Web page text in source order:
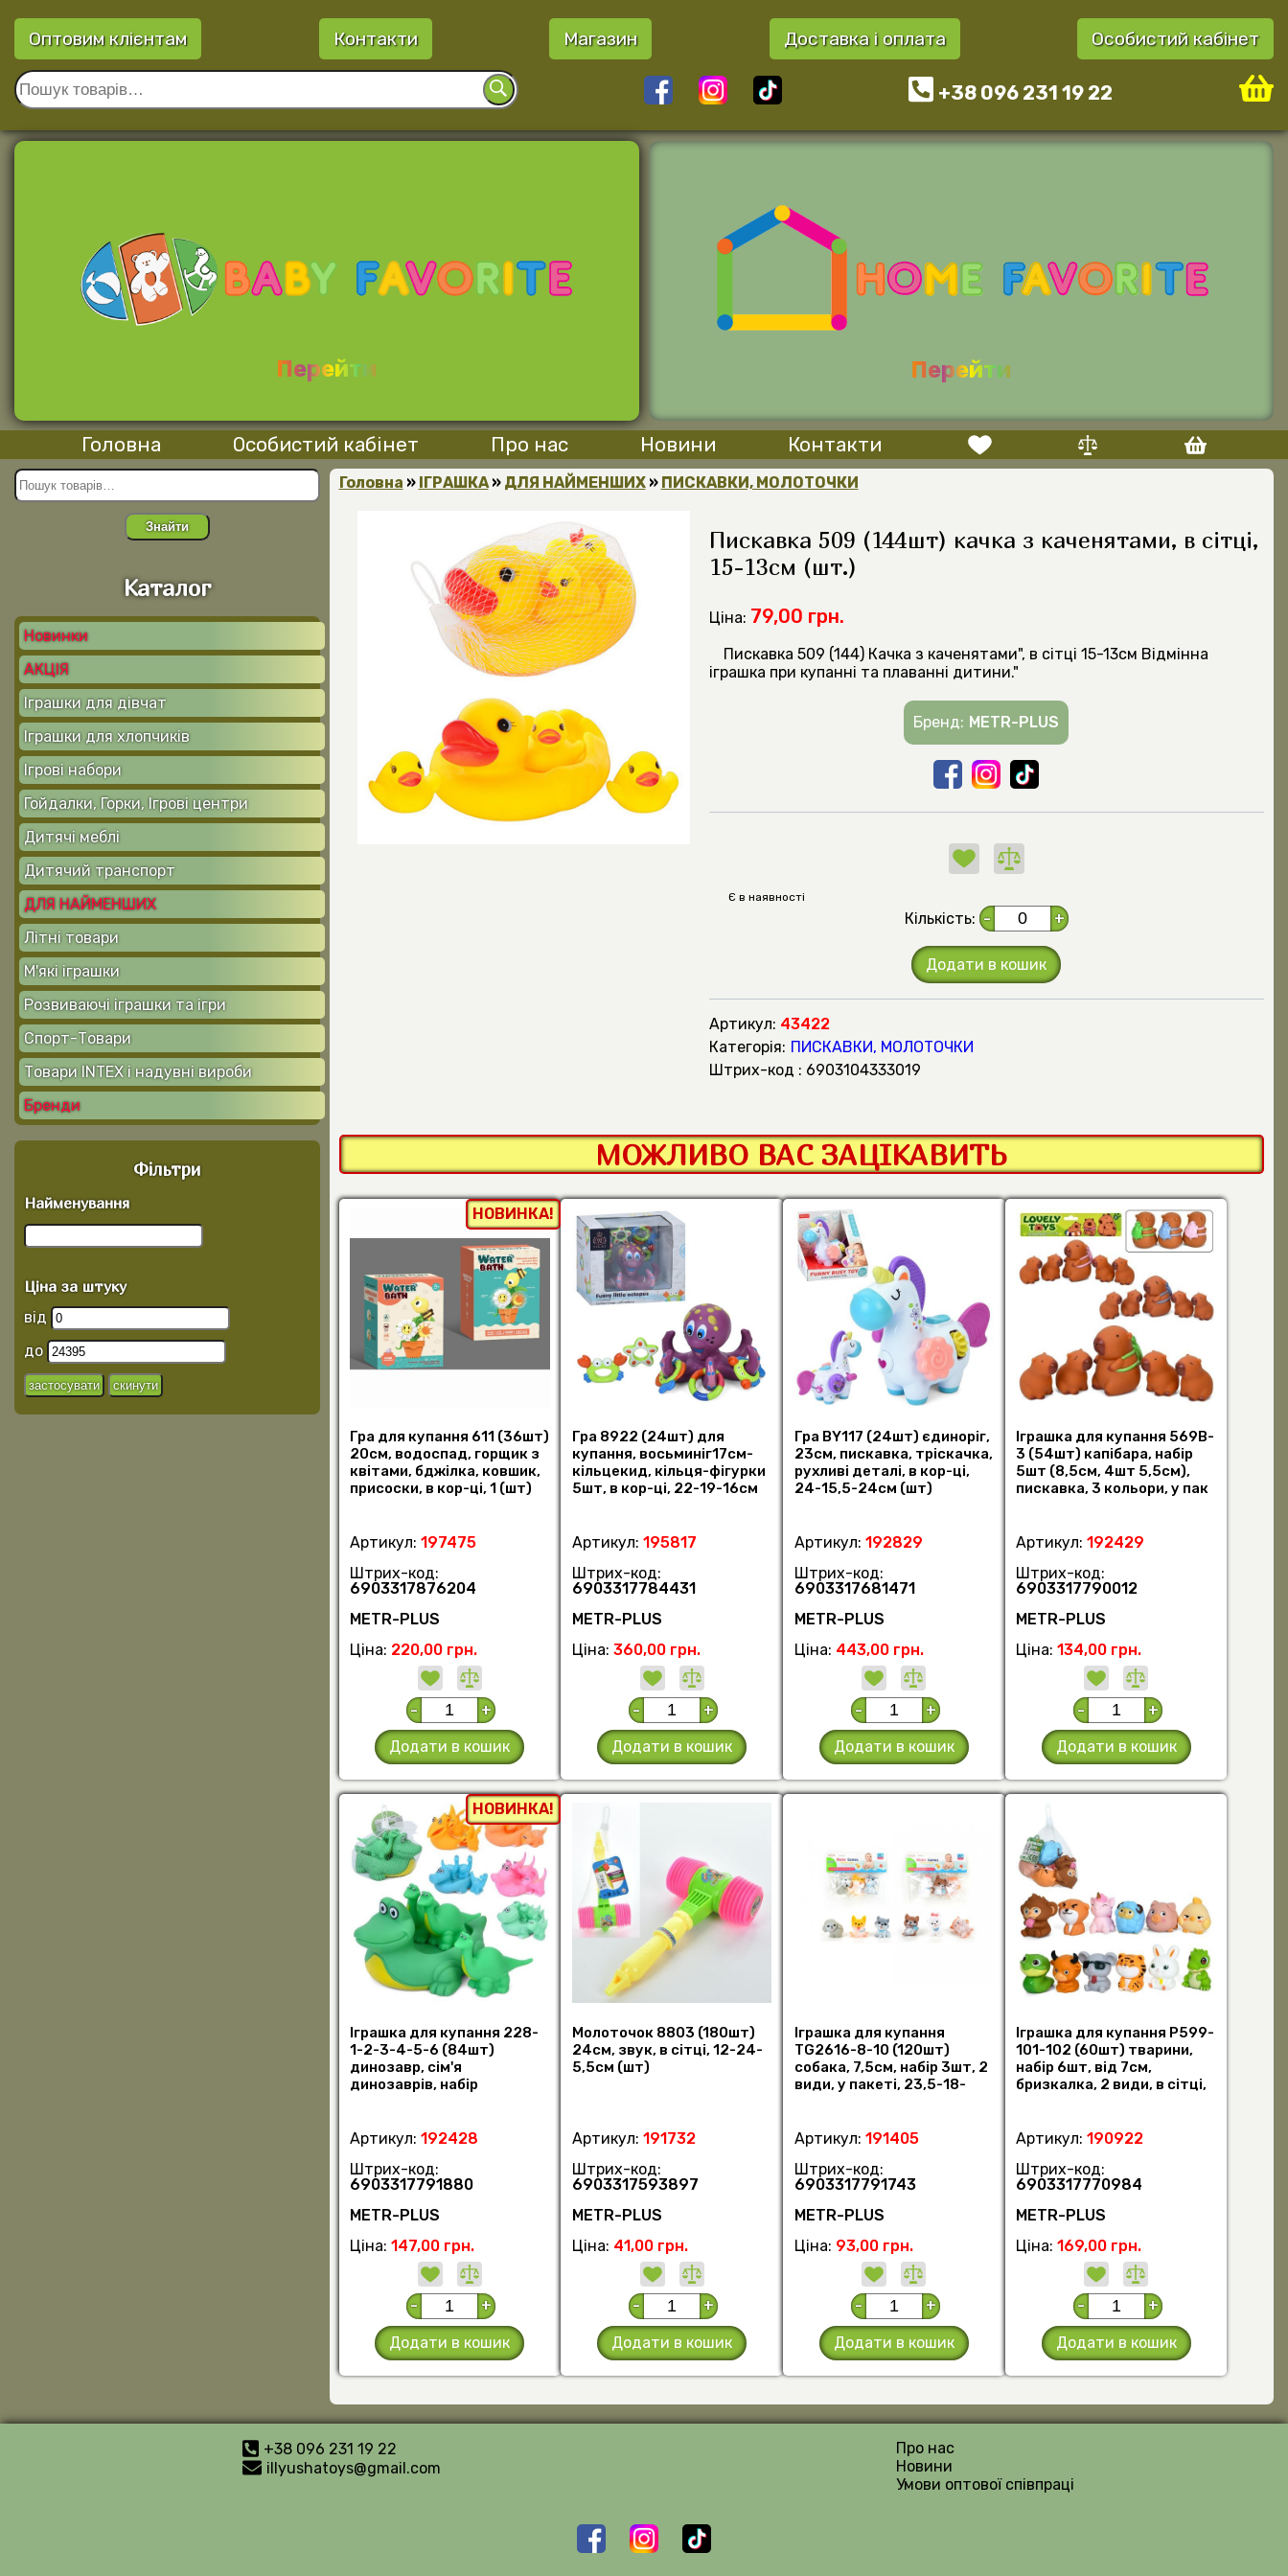
Оптовим клієнтам Контакти Магазин Доставка і оплата Особистий кабінет
+38 096 231 19 22
Перейти Перейти
Головна Особистий кабінет Про нас Новини Контакти
Знайти
Каталог
Новинки
АКЦІЯ
Іграшки для дівчат
ІГРОВІ СТОЛИКИ,
ТРЮМО
ВІЗОЧКИ, ЛІЖЕЧКА,
МАНЕЖІ
КАСОВІ АПАРАТИ,
МАГАЗИНИ
КОСМЕТИКА ДИТЯЧА,
БІСЕР, АКСЕСУАРИ
КУХНЯ, ПОБУТОВА
ТЕХНІКА, ПОСУД І
ПРОДУКТИ
ЛЯЛЬКОВІ НАРЯДИ,
Іграшки для хлопчиків
АРБАЛЕТИ, ЛУКИ,
РОГАТКИ, МЕЧІ, ШАБЛІ
ЗБРОЯ НА КУЛЬКАХ ТА
ПРИСОСКАХ
НАБОРИ ІГРАШКОВОЇ
ІГРАШКОВИЙ
ТРАНСПОРТ
Машинки на ручному
керуванні
Машинки пластмасові
(Україна)
ІГРОВІ НАБОРИ ДЛЯ
ХЛОПЧИКІВ
АКТИВНІ ІГРИ: ФУТБОЛ,
БІЛЬЯРД, ХОККЕЙ
АРМІЯ, СОЛДАТИ,
ВІЙСЬКОВІ НАБОРИ
ЛІТАКИ, ГЕЛІКОПТЕРИ,
ЗАПУСКАЛКИ СЕНСОРНІ
НАБОРИ ІГРАШКОВИХ
ІНСТРУМЕНТІВ
Ігрові набори
ЛІЗУНИ, СТРИБУНЦІ,
СВІТЛЯШКИ,
АНТИСТРЕС
МІКРОСКОП, ТЕЛЕСКОП,
ФОТОАПАРАТ,
КАЛЕЙДОСКОП
ОСТАННІ
НАДХОДЖЕННЯ
ІГРАШКИ
ТВАРИНИ, ДИНОЗАВРИ,
Гойдалки, Горки, Ігрові центри
Дитячі меблі
ПАРТИ, ДИТЯЧІ
СТОЛИКИ
СТІЛЬЧИКИ ДЛЯ
ГОДУВАННЯ
Дитячий транспорт
ВЕЛОСИПЕДИ 2-Х
КОЛІСНІ
Велосипеди 2-х колісні
"12"
Велосипеди 2-х колісні
"14"
Велосипеди 2-х колісні
"18"
Велосипеди 2-х колісні
ВЕЛОСИПЕДИ 3-Х
КОЛІСНІ
ЕЛЕКТРОМОБІЛІ,
МОТОЦИКЛИ,
КВАДРОЦИКЛИ
КАРТИ (ПЕДАЛЬНІ
ДЛЯ НАЙМЕНШИХ
Літні товари
ІГРАШКИ ПІСОЧНІ,
НАБОРИ
ВІТРЯЧКИ, ВЕРТУШКИ,
ПОВІТРЯНІ ЗМІЇ,
БУМЕРАНГ
РИБАЛКА, ВОДОПЛАВНІ
ІГРАШКИ
М'які іграшки
КОПИЦЯ ТА ІНШІ
ВІТЧИЗНЯНІ
ВИРОБНИКИ
Розвиваючі іграшки та ігри
ІГРАШКОВІ МУЗИЧНІ
ІНСТРУМЕНТИ
Спорт-Товари
БАДМІНТОН, ТЕНІС,
РАКЕТКИ
Товари INTEX і надувні вироби
Бренди
Фільтри
Найменування
Ціна за штуку
від
до
Головна » ІГРАШКА» ДЛЯ НАЙМЕНШИХ» ПИСКАВКИ, МОЛОТОЧКИ
Пискавка 509 (144шт) качка з каченятами, в сітці,
15-13см (шт.)
Ціна: 79,00 грн.
Пискавка 509 (144) Качка з каченятами", в сітці 15-13см Відмінна
іграшка при купанні та плаванні дитини."
Бренд: METR-PLUS
Є в наявності
Кількість: - +
Додати в кошик
Артикул: 43422
Категорія: ПИСКАВКИ, МОЛОТОЧКИ
штрих-код : 6903104333019
МОЖЛИВО ВАС ЗАЦІКАВИТЬ
НОВИНКА!
Гра для купання 611 (36шт)
20см, водоспад, горщик з
квітами, бджілка, ковшик,
присоски, в кор-ці, 1 (шт)
Артикул:197475
Штрих-код:
6903317876204
METR-PLUS
Ціна: 220,00 грн.
- +
Додати в кошик
Гра 8922 (24шт) для
купання, восьминіг17см-
кільцекид, кільця-фігурки
5шт, в кор-ці, 22-19-16см
Артикул: 195817
Штрих-код:
6903317784431
METR-PLUS
Ціна: 360,00 грн.
- +
Додати в кошик
Гра BY117 (24шт) єдиноріг,
23см, пискавка, тріскачка,
рухливі деталі, в кор-ці,
24-15,5-24см (шт)
Артикул: 192829
Штрих-код:
6903317681471
METR-PLUS
Ціна: 443,00 грн.
- +
Додати в кошик
Іграшка для купання 569B-
3 (54шт) капібара, набір
5шт (8,5см, 4шт 5,5см),
пискавка, 3 кольори, у пак
Артикул:192429
Штрих-код:
6903317790012
METR-PLUS
Ціна:134,00 грн.
- +
Додати в кошик
НОВИНКА!
Іграшка для купання 228-
1-2-3-4-5-6 (84шт)
динозавр, сім'я
динозаврів, набір
Артикул:192428
Штрих-код:
6903317791880
METR-PLUS
Ціна:147,00 грн.
- +
Додати в кошик
Молоточок 8803 (180шт)
24см, звук, в сітці, 12-24-
5,5см (шт)
Артикул: 191732
Штрих-код:
6903317593897
METR-PLUS
Ціна: 41,00 грн.
- +
Додати в кошик
Іграшка для купання
TG2616-8-10 (120шт)
собака, 7,5см, набір 3шт, 2
види, у пакеті, 23,5-18-
Артикул: 191405
Штрих-код:
6903317791743
METR-PLUS
Ціна: 93,00 грн.
- +
Додати в кошик
Іграшка для купання P599-
101-102 (60шт) тварини,
набір 6шт, від 7см,
бризкалка, 2 види, в сітці,
Артикул:190922
Штрих-код:
6903317770984
METR-PLUS
Ціна:169,00 грн.
- +
Додати в кошик
+38 096 231 19 22
illyushatoys@gmail.com
Про нас
Новини
Умови оптової співпраці